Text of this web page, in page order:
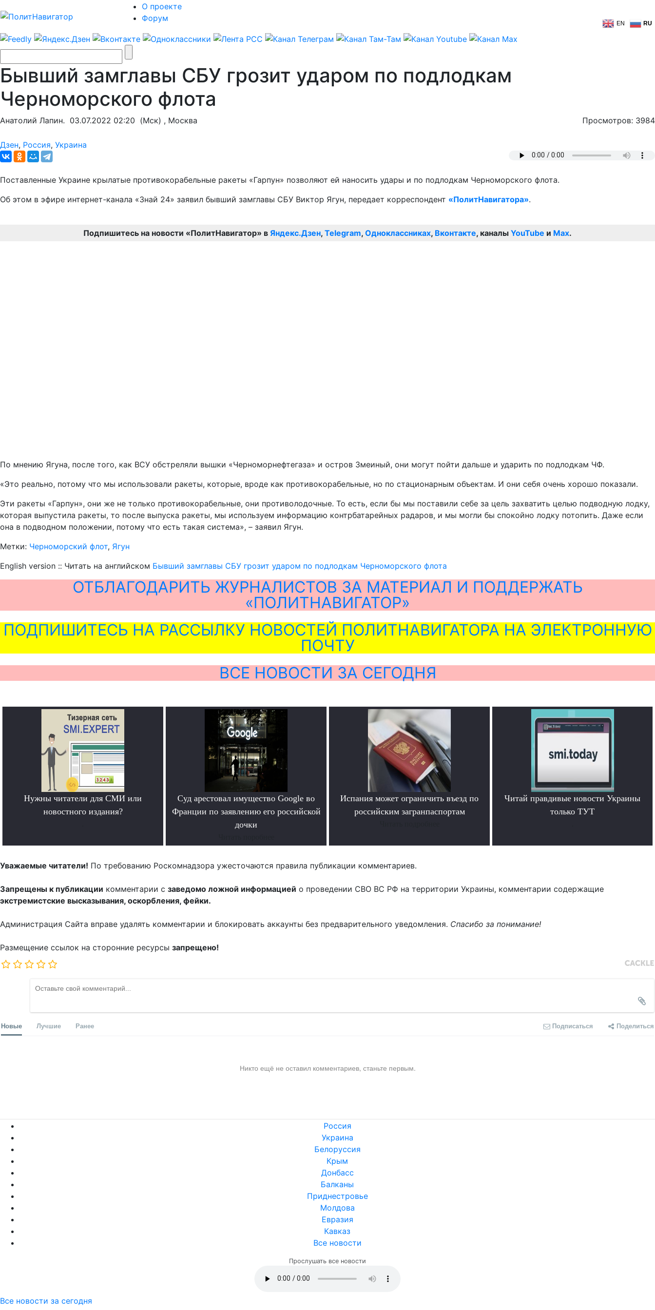
О проекте
Форум
EN RU
Бывший замглавы СБУ грозит ударом по подлодкам
Черноморского флота
Анатолий Лапин. 03.07.2022 02:20 (Мск) , Москва Просмотров: 3984
Дзен, Россия, Украина
Поставленные Украине крылатые противокорабельные ракеты «Гарпун» позволяют ей наносить удары и по подлодкам Черноморского флота.
Об этом в эфире интернет-канала «Знай 24» заявил бывший замглавы СБУ Виктор Ягун, передает корреспондент «ПолитНавигатора».
Подпишитесь на новости «ПолитНавигатор» в Яндекс.Дзен, Telegram, Одноклассниках, Вконтакте, каналы YouTube и Max.
По мнению Ягуна, после того, как ВСУ обстреляли вышки «Черноморнефтегаза» и остров Змеиный, они могут пойти дальше и ударить по подлодкам ЧФ.
«Это реально, потому что мы использовали ракеты, которые, вроде как противокорабельные, но по стационарным объектам. И они себя очень хорошо показали.
Эти ракеты «Гарпун», они же не только противокорабельные, они противолодочные. То есть, если бы мы поставили себе за цель захватить целью подводную лодку,
которая выпустила ракеты, то после выпуска ракеты, мы используем информацию контрбатарейных радаров, и мы могли бы спокойно лодку потопить. Даже если
она в подводном положении, потому что есть такая система», – заявил Ягун.
Метки: Черноморский флот, Ягун
English version :: Читать на английском Бывший замглавы СБУ грозит ударом по подлодкам Черноморского флота
ОТБЛАГОДАРИТЬ ЖУРНАЛИСТОВ ЗА МАТЕРИАЛ И ПОДДЕРЖАТЬ
«ПОЛИТНАВИГАТОР»
ПОДПИШИТЕСЬ НА РАССЫЛКУ НОВОСТЕЙ ПОЛИТНАВИГАТОРА НА ЭЛЕКТРОННУЮ
ПОЧТУ
ВСЕ НОВОСТИ ЗА СЕГОДНЯ
Нужны читатели для СМИ или
новостного издания?
Суд арестовал имущество Google во
Франции по заявлению его российской
дочки
Испания может ограничить въезд по
российским загранпаспортам
Читай правдивые новости Украины
только ТУТ
Уважаемые читатели! По требованию Роскомнадзора ужесточаются правила публикации комментариев.
Запрещены к публикации комментарии с заведомо ложной информацией о проведении СВО ВС РФ на территории Украины, комментарии содержащие
экстремистские высказывания, оскорбления, фейки.
Администрация Сайта вправе удалять комментарии и блокировать аккаунты без предварительного уведомления. Спасибо за понимание!
Размещение ссылок на сторонние ресурсы запрещено!
Новые Лучшие Ранее Подписаться Поделиться
Никто ещё не оставил комментариев, станьте первым.
Россия
Украина
Белоруссия
Крым
Донбасс
Балканы
Приднестровье
Молдова
Евразия
Кавказ
Все новости
Прослушать все новости
Все новости за сегодня